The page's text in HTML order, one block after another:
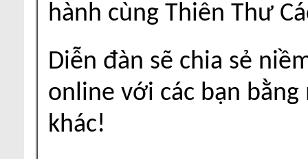
hành cùng Thiên Thư
Diễn đàn sẽ chia sẻ
online với các bạn
khác!